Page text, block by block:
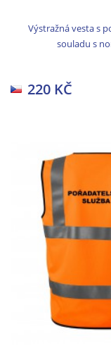
Výstražná vesta s
souladu s
220 KČ